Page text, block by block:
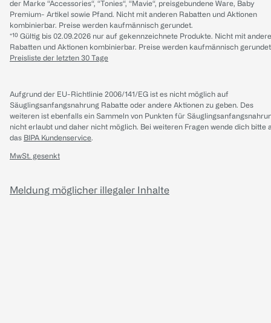
der Marke “Accessories“, “Tonies“, “Mavie“, preisgebundene Ware, Baby
Premium- Artikel sowie Pfand. Nicht mit anderen Rabatten und Aktionen
kombinierbar. Preise werden kaufmännisch gerundet.
*¹⁰ Gültig bis 02.09.2026 nur auf gekennzeichnete Produkte. Nicht mit
Rabatten und Aktionen kombinierbar. Preise werden kaufmännisch
Preisliste der letzten 30 Tage
Aufgrund der EU-Richtlinie 2006/141/EG ist es nicht möglich auf
Säuglingsanfangsnahrung Rabatte oder andere Aktionen zu geben. Des
weiteren ist ebenfalls ein Sammeln von Punkten für
nicht erlaubt und daher nicht möglich. Bei weiteren Fragen wende dich bitte
das BIPA Kundenservice.
MwSt. gesenkt
Meldung möglicher illegaler Inhalte